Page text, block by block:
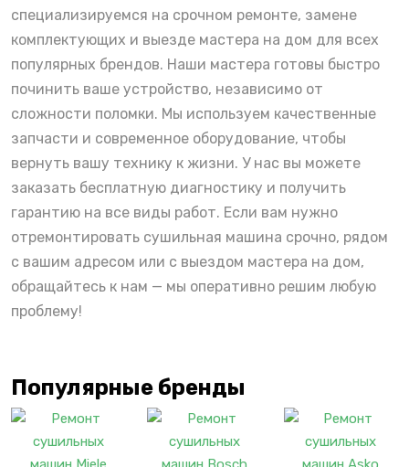
специализируемся на срочном ремонте, замене
комплектующих и выезде мастера на дом для всех
популярных брендов. Наши мастера готовы быстро
починить ваше устройство, независимо от
сложности поломки. Мы используем качественные
запчасти и современное оборудование, чтобы
вернуть вашу технику к жизни. У нас вы можете
заказать бесплатную диагностику и получить
гарантию на все виды работ. Если вам нужно
отремонтировать сушильная машина срочно, рядом
с вашим адресом или с выездом мастера на дом,
обращайтесь к нам — мы оперативно решим любую
проблему!
Популярные бренды